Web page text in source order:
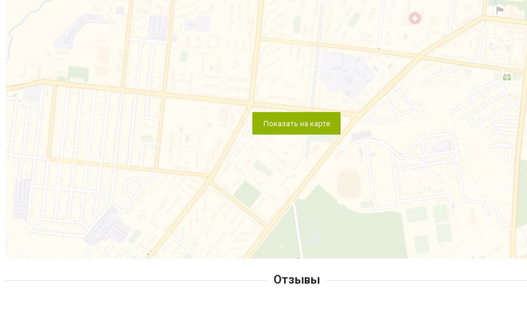
Показать на карте
Отзывы